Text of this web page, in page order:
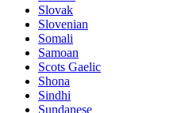
Slovak
Slovenian
Somali
Samoan
Scots Gaelic
Shona
Sindhi
Sundanese